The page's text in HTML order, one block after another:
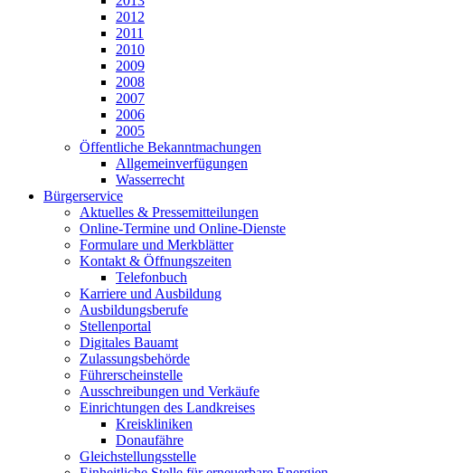
2012
2011
2010
2009
2008
2007
2006
2005
Öffentliche Bekanntmachungen
Allgemeinverfügungen
Wasserrecht
Bürgerservice
Aktuelles & Pressemitteilungen
Online-Termine und Online-Dienste
Formulare und Merkblätter
Kontakt & Öffnungszeiten
Telefonbuch
Karriere und Ausbildung
Ausbildungsberufe
Stellenportal
Digitales Bauamt
Zulassungsbehörde
Führerscheinstelle
Ausschreibungen und Verkäufe
Einrichtungen des Landkreises
Kreiskliniken
Donaufähre
Gleichstellungsstelle